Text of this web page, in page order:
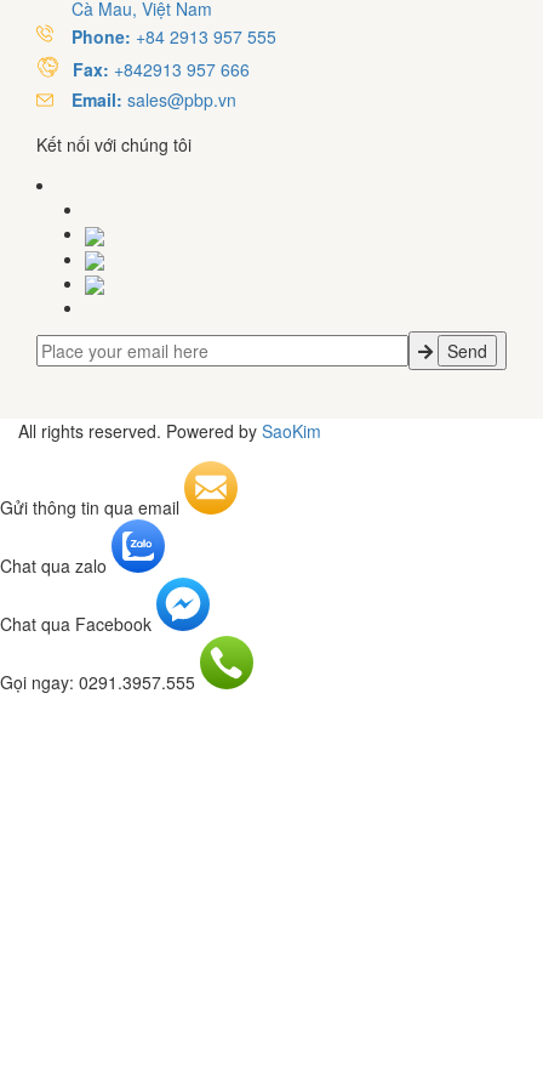
Cà Mau, Việt Nam
Phone: +84 2913 957 555
Fax: +842913 957 666
Email: sales@pbp.vn
Kết nối với chúng tôi
All rights reserved. Powered by SaoKim
Gửi thông tin qua email
Chat qua zalo
Chat qua Facebook
Gọi ngay: 0291.3957.555